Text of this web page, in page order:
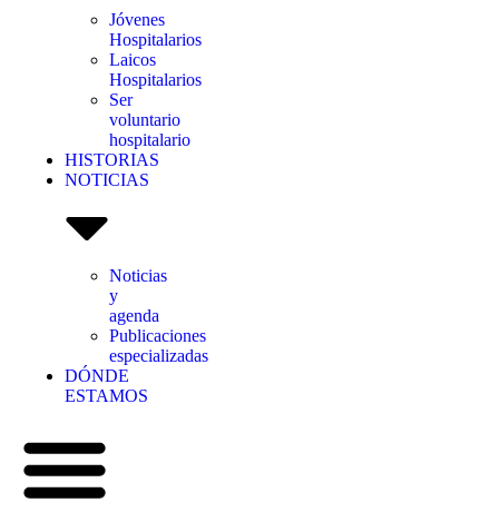
Jóvenes
Hospitalarios
Laicos
Hospitalarios
Ser
voluntario
hospitalario
HISTORIAS
NOTICIAS
Noticias
y
agenda
Publicaciones
especializadas
DÓNDE
ESTAMOS